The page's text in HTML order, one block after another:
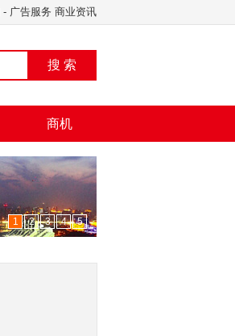
- 广告服务 商业资讯
搜 索
商机
1 2 3 4 5